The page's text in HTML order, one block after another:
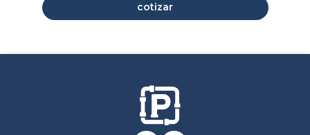
cotizar